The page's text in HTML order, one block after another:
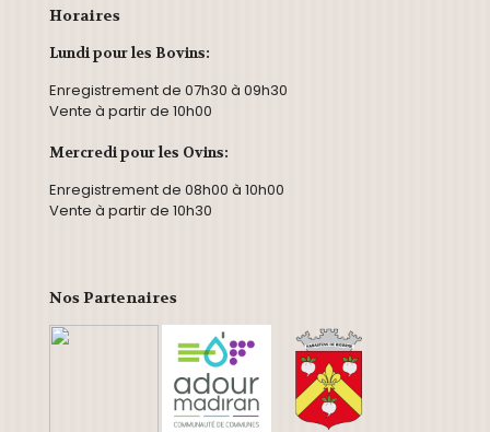
Horaires
Lundi pour les Bovins:
Enregistrement de 07h30 à 09h30
Vente à partir de 10h00
Mercredi pour les Ovins:
Enregistrement de 08h00 à 10h00
Vente à partir de 10h30
Nos Partenaires